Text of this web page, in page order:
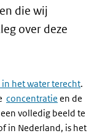
die wij
over deze
het water terecht.
concentratie en de
volledig beeld te
in Nederland, is het